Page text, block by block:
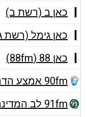
כאן ב (רשת ב)
כאן גימל (רשת ג)
כאן 88 (88fm)
90fm אמצע הדרך
91fm לב המדינה